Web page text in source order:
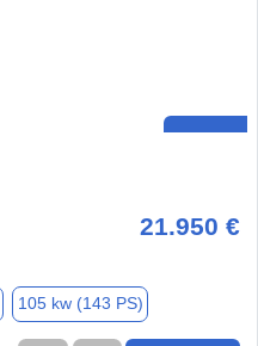
21.950 €
105 kw (143 PS)